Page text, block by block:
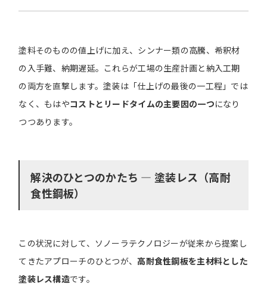
塗料そのものの値上げに加え、シンナー類の高騰、希釈材
の入手難、納期遅延。これらが工場の生産計画と納入工期
の両方を直撃します。塗装は「仕上げの最後の一工程」では
なく、もはやコストとリードタイムの主要因の一つになり
つつあります。
解決のひとつのかたち ― 塗装レス（高耐
食性鋼板）
この状況に対して、ソノーラテクノロジーが従来から提案し
てきたアプローチのひとつが、 高耐食性鋼板を主材料とした
塗装レス構造です。